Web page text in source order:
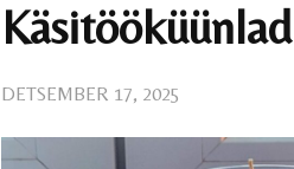
Käsitööküünlad
DETSEMBER 17, 2025